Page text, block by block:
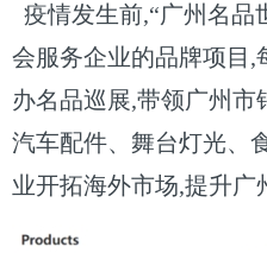
疫情发生前,“广州名品
会服务企业的品牌项目,
办名品巡展,带领广州市
汽车配件、舞台灯光、
业开拓海外市场,提升广